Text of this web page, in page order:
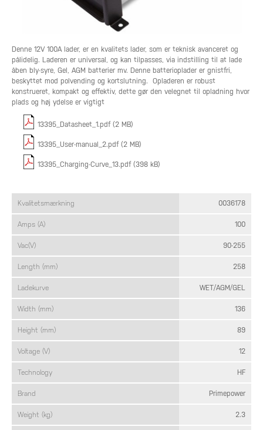
Denne 12V 100A lader, er en kvalitets lader, som er teknisk avanceret og
pålidelig. Laderen er universal, og kan tilpasses, via indstilling til at lade
åben bly-syre, Gel, AGM batterier mv. Denne batterioplader er gnistfri,
beskyttet mod polvending og kortslutning. Opladeren er robust
konstrueret, kompakt og effektiv, dette gør den velegnet til opladning hvor
plads og høj ydelse er vigtigt
13395_Datasheet_1.pdf (2 MB)
13395_User-manual_2.pdf (2 MB)
13395_Charging-Curve_13.pdf (398 kB)
Kvalitetsmærkning 0036178
Amps (A) 100
Vac(V) 90-255
Length (mm) 258
Ladekurve WET/AGM/GEL
Width (mm) 136
Height (mm) 89
Voltage (V) 12
Technology HF
Brand Primepower
Weight (kg) 2.3